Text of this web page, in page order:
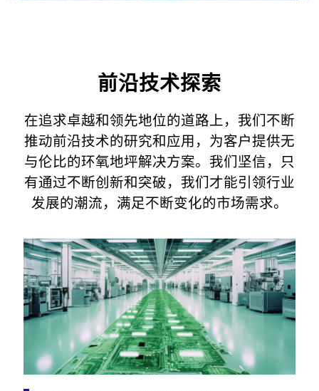
前沿技术探索
在追求卓越和领先地位的道路上，我们不断
推动前沿技术的研究和应用，为客户提供无
与伦比的环氧地坪解决方案。我们坚信，只
有通过不断创新和突破，我们才能引领行业
发展的潮流，满足不断变化的市场需求。